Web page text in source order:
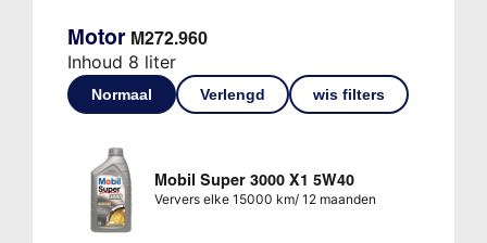
Motor M272.960
Inhoud 8 liter
Normaal Verlengd wis filters
Mobil Super 3000 X1 5W40
Ververs elke 15000 km/ 12 maanden